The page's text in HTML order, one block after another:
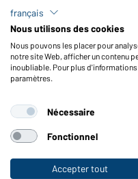
Vers la
FAQ / Manuel d' utilisation
Vérifier le stock
Reporting system
Fonctions et entretien
Conseils d'entretien
Tailles
Couleurs
français
Nous utilisons des cookies
Nous pouvons les placer pour
notre site Web, afficher un contenu
inoubliable. Pour plus
paramètres.
Nécessaire
Fonctionnel
Accepter tout